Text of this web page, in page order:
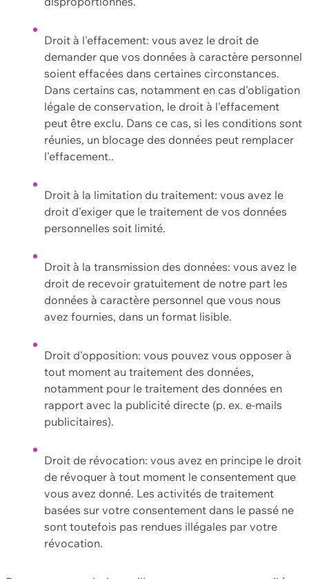
Droit à l'effacement: vous avez le droit de
demander que vos données à caractère personnel
soient effacées dans certaines circonstances.
Dans certains cas, notamment en cas d'obligation
légale de conservation, le droit à l'effacement
peut être exclu. Dans ce cas, si les conditions sont
réunies, un blocage des données peut remplacer
l'effacement..
Droit à la limitation du traitement: vous avez le
droit d'exiger que le traitement de vos données
personnelles soit limité.
Droit à la transmission des données: vous avez le
droit de recevoir gratuitement de notre part les
données à caractère personnel que vous nous
avez fournies, dans un format lisible.
Droit d'opposition: vous pouvez vous opposer à
tout moment au traitement des données,
notamment pour le traitement des données en
rapport avec la publicité directe (p. ex. e-mails
publicitaires).
Droit de révocation: vous avez en principe le droit
de révoquer à tout moment le consentement que
vous avez donné. Les activités de traitement
basées sur votre consentement dans le passé ne
sont toutefois pas rendues illégales par votre
révocation.